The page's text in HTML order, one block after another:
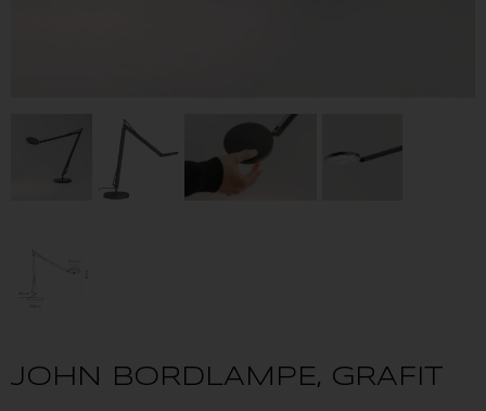
JOHN BORDLAMPE, GRAFIT